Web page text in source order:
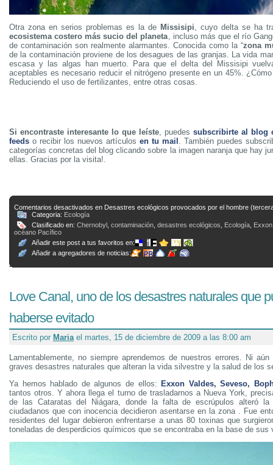
Otra zona en serios problemas es la de Missisipi, cuyo delta se ha
ecosistema costero más sucio del planeta, incluso más que el río
de contaminación son realmente alarmantes. Conocida como la “zona
de la contaminación proviene de los desagues de las granjas. La vida
escasa y las algas han muerto. Para que el delta del Missisipi
aceptables es necesario reducir el nitrógeno presente en un 45%.
Reduciendo el uso de fertilizantes, entre otras cosas.
Si encontraste interesante lo que leíste, puedessubscribirte al blog
feeds o recibir los nuevos artículosen tu mail . También puedes
categorías concretas del blog clicando sobre la imagen naranja que hay
ellas. Gracias por la visita!.
Comentarios desactivados en Desastres ecológicos provocados por el hombre
Categoria: Ecología
Clasificado en: Chernobyl contaminación desastres ecológicos Ecología
océano Pacífico
Añadir este post a tus favoritos en:
Añadir a agregadores de noticias:
Love Canal, uno de los desastres naturales que
haberse evitado
Escrito por Mariael martes, 15 de diciembre de 2009 a las 8:00 am
Lamentablemente, no siempre aprendemos de nuestros errores. Ni aún
graves desastres naturales que alteran la vida silvestre y la salud de los
Ya hemos hablado de algunos de ellos: Exxon Valdes, Seveso,
tantos otros. Y ahora llega el turno de trasladarnos a Nueva York,
de las Cataratas del Niágara, donde la falta de escrúpulos alteró
ciudadanos que con inocencia decidieron asentarse en la zona . Fue
residentes del lugar debieron enfrentarse a unas 80 toxinas que
toneladas de desperdicios químicos que se encontraba en la base de sus